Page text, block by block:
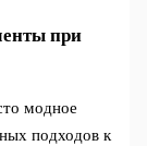
при
модное
подходов к